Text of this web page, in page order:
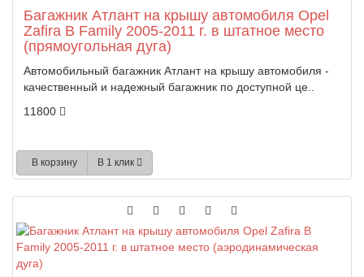
Багажник Атлант на крышу автомобиля Opel
Zafira B Family 2005-2011 г. в штатное место
(прямоугольная дуга)
Автомобильный багажник Атлант на крышу автомобиля -
качественный и надежный багажник по доступной це..
11800
В корзину В 1 клик